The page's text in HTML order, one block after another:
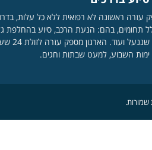
עזרה ראשונה לא רפואית ללא כל עלות,
תחומים, בהם: הנעת הרכב, סיוע בהחלפת
פתיחת רכב שננעל ועוד.
ימות השבוע, למעט שבתות וחגים.
שמורות.